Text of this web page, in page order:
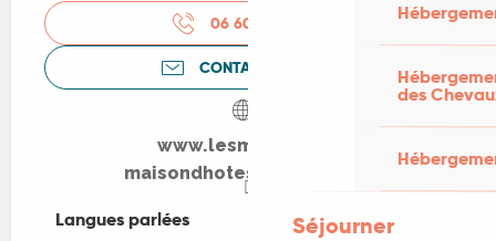
des
Séjourner
06 60 53 31
CONTACTEZ-NOUS
www.lesmesanges-
maisondhotesdecharme.fr
Langues parlées
Langues parlées